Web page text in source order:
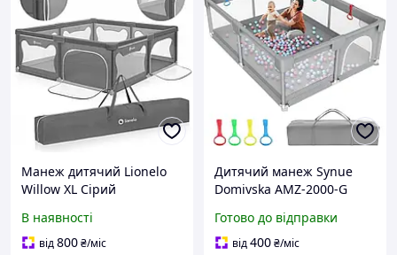
Манеж дитячий Lionelo
Willow XL Сірий
дитини Ігровий манеж
для дітей Манеж великий
В наявності
від800₴/міс
Дитячий манеж Synue
Domivska AMZ-2000-G
великий ігровий манеж із
сіткою та дверцятами
Готово до відправки
від400₴/міс